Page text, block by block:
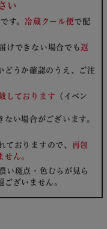
い
です。冷蔵クール便で配
けできない場合でも返
どうか確認のうえ、ご注
しております （イベン
い場合がございます。
ておりますので、 再包
ん。
い斑点・色むらが見ら
ざいません。